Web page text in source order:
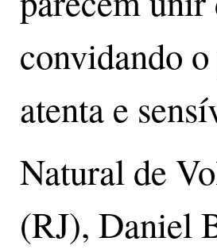
convidando
atenta e
Natural de
(RJ), Daniel